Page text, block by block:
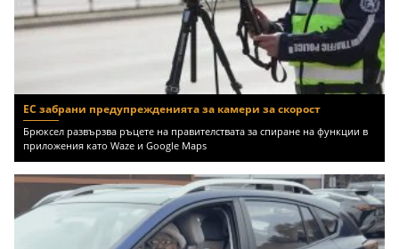
ЕС забрани предупрежденията за камери за скорост
Брюксел развързва ръцете на правителствата за спиране на функции в
приложения като Waze и Google Maps